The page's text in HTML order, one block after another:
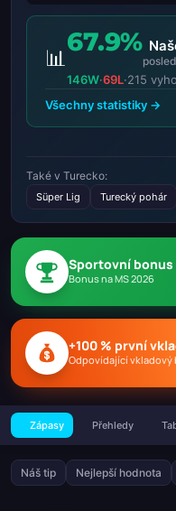
📊
67.9%
146W·69L·215
Všechny statistiky →
Také v Turecko:
Süper Lig Turecký pohár
Sportovní bonus
Bonus na MS 2026
+100 % první
Odpovídající vkladový
Zápasy Přehledy
Náš tip Nejlepší hodnota